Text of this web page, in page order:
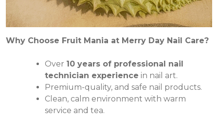
Why Choose Fruit Mania at Merry Day Nail Care?
Over 10 years of professional nail
technician experience in nail art.
Premium-quality, and safe nail products.
Clean, calm environment with warm
service and tea.